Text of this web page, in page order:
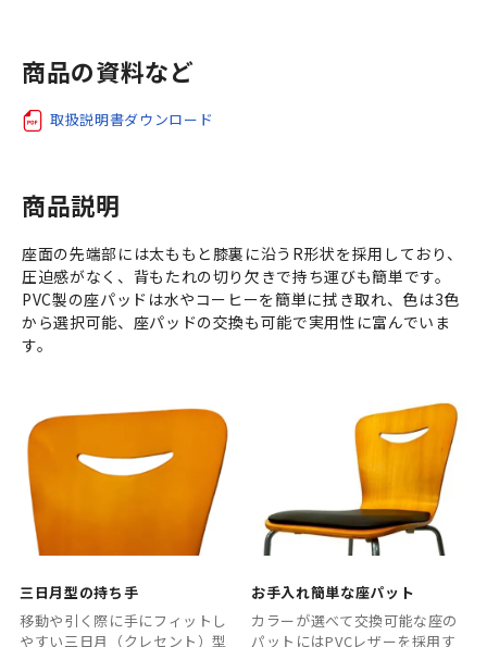
商品の資料など
取扱説明書ダウンロード
商品説明
座面の先端部には太ももと膝裏に沿うR形状を採用しており、
圧迫感がなく、背もたれの切り欠きで持ち運びも簡単です。
PVC製の座パッドは水やコーヒーを簡単に拭き取れ、色は3色
から選択可能、座パッドの交換も可能で実用性に富んでいま
す。
三日月型の持ち手
移動や引く際に手にフィットし
やすい三日月（クレセント）型
お手入れ簡単な座パット
カラーが選べて交換可能な座の
パットにはPVCレザーを採用す